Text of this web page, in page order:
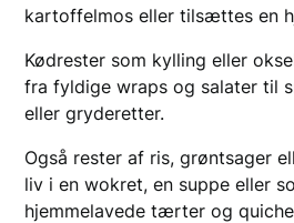
kartoffelmos eller tilsættes en
Kødrester som kylling eller
fra fyldige wraps og salater til
eller gryderetter.
Også rester af ris, grøntsager
liv i en wokret, en suppe eller
hjemmelavede tærter og